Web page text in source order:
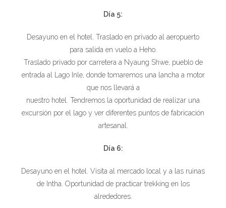
Día 5:
Desayuno en el hotel. Traslado en privado al aeropuerto
para salida en vuelo a Heho.
Traslado privado por carretera a Nyaung Shwe, pueblo de
entrada al Lago Inle, donde tomaremos una lancha a motor
que nos llevará a
nuestro hotel. Tendremos la oportunidad de realizar una
excursión por el lago y ver diferentes puntos de fabricación
artesanal.
Día 6:
Desayuno en el hotel. Visita al mercado local y a las ruinas
de Intha. Oportunidad de practicar trekking en los
alrededores.